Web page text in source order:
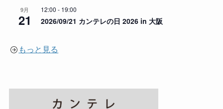
9月
21
12:00 - 19:00
2026/09/21 カンテレの日 2026 in 大阪
もっと見る